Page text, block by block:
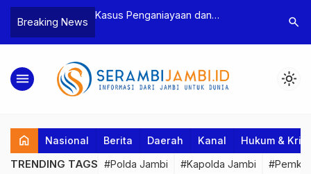
Breaking News
Bea Cukai
Pelaku beserta
dan 146 Gram
Kasus Penganiayaan dan
Tebo Tetapkan Dua Tersangka
Polres
Dua
search
menu light_mode
home Nasional Berita Daerah Kanal Hukum &
TRENDING TAGS #Polda Jambi #Kapolda Jambi